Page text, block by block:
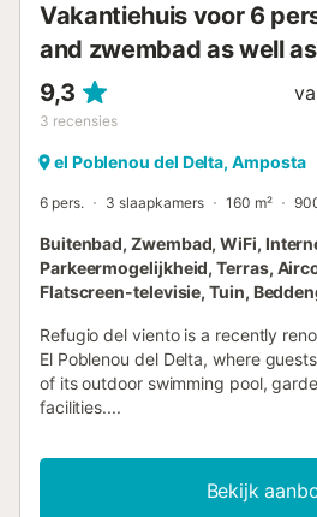
Vakantiehuis voor 6
and zwembad as well
9,3
3 recensies
el Poblenou del Delta, Amposta
6 pers. 3 slaapkamers 160 m²
Buitenbad, Zwembad, WiFi,
Parkeermogelijkheid, Terras,
Flatscreen-televisie, Tuin,
Refugio del viento is a recently
El Poblenou del Delta, where
of its outdoor swimming pool,
facilities....
Bekijk